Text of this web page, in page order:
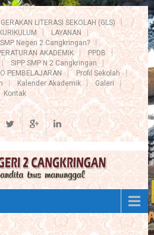
GERAKAN LITERASI SEKOLAH (GLS)
LAYANAN
Negeri 2 Cangkringan?
AKADEMIK
PPDB
SIPP SMP N 2 Cangkringan
PEMBELAJARAN
Profil Sekolah
Kalender Akademik
Galeri
Kontak